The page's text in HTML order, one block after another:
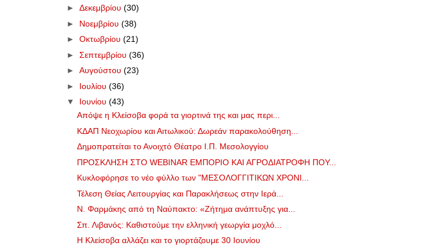
► Δεκεμβρίου (30)
► Νοεμβρίου (38)
► Οκτωβρίου (21)
► Σεπτεμβρίου (36)
► Αυγούστου (23)
► Ιουλίου (36)
▼ Ιουνίου (43)
Απόψε η Κλείσοβα φορά τα γιορτινά της και μας περι...
ΚΔΑΠ Νεοχωρίου και Αιτωλικού: Δωρεάν παρακολούθηση...
Δημοπρατείται το Ανοιχτό Θέατρο Ι.Π. Μεσολογγίου
ΠΡΟΣΚΛΗΣΗ ΣΤΟ WEBINAR ΕΜΠΟΡΙΟ ΚΑΙ ΑΓΡΟΔΙΑΤΡΟΦΗ ΠΟΥ...
Κυκλοφόρησε το νέο φύλλο των "ΜΕΣΟΛΟΓΓΙΤΙΚΩΝ ΧΡΟΝΙ...
Τέλεση Θείας Λειτουργίας και Παρακλήσεως στην Ιερά...
Ν. Φαρμάκης από τη Ναύπακτο: «Ζήτημα ανάπτυξης για...
Σπ. Λιβανός: Καθιστούμε την ελληνική γεωργία μοχλό...
Η Κλείσοβα αλλάζει και το γιορτάζουμε 30 Ιουνίου